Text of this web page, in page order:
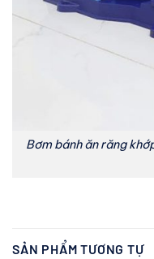
Bơm bánh ăn răng
SẢN PHẨM TƯƠNG TỰ